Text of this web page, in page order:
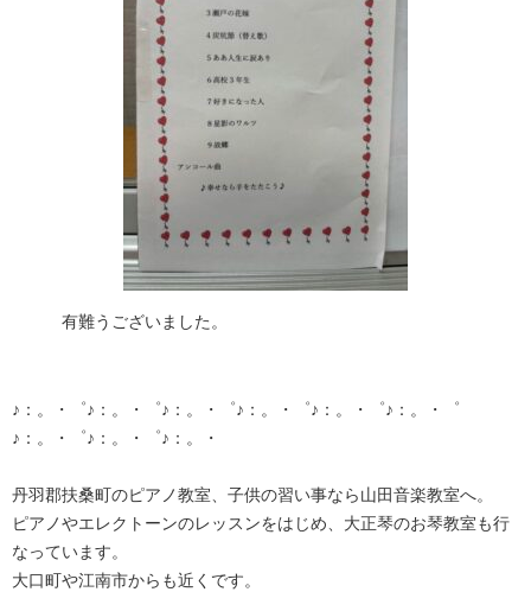
有難うございました。
♪：。・゜♪：。・゜♪：。・゜♪：。・゜♪：。・゜♪：。・゜
♪：。・゜♪：。・゜♪：。・
丹羽郡扶桑町のピアノ教室、子供の習い事なら山田音楽教室へ。
ピアノやエレクトーンのレッスンをはじめ、大正琴のお琴教室も行
なっています。
大口町や江南市からも近くです。